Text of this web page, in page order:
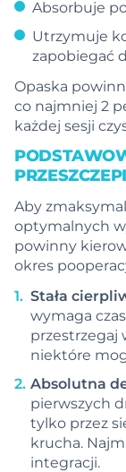
Absorbuje
Utrzymuje
zapobiegać
Opaska
co najmniej 2
każdej sesji
Aby
optymalnych
powinny
okres
Stała
wymaga
przestrzegaj
niektóre
Absolutna
pierwszych
tylko przez
krucha.
integracji.